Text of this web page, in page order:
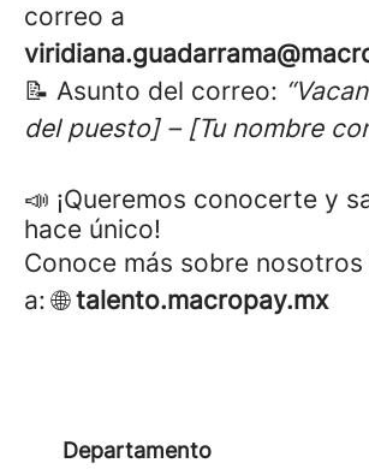
correo a
📝 Asunto del correo:
del puesto] – [Tu nombre
📣 ¡Queremos conocerte y
hace único!
Conoce más sobre
a: 🌐talento.macropay.mx
Departamento